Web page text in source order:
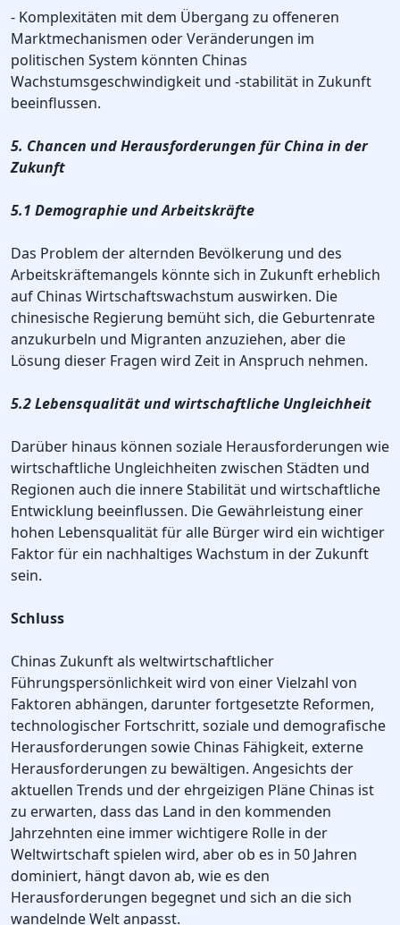
- Komplexitäten mit dem Übergang zu offeneren
Marktmechanismen oder Veränderungen im
politischen System könnten Chinas
Wachstumsgeschwindigkeit und -stabilität in Zukunft
beeinflussen.
5. Chancen und Herausforderungen für China in der
Zukunft
5.1 Demographie und Arbeitskräfte
Das Problem der alternden Bevölkerung und des
Arbeitskräftemangels könnte sich in Zukunft erheblich
auf Chinas Wirtschaftswachstum auswirken. Die
chinesische Regierung bemüht sich, die Geburtenrate
anzukurbeln und Migranten anzuziehen, aber die
Lösung dieser Fragen wird Zeit in Anspruch nehmen.
5.2 Lebensqualität und wirtschaftliche Ungleichheit
Darüber hinaus können soziale Herausforderungen wie
wirtschaftliche Ungleichheiten zwischen Städten und
Regionen auch die innere Stabilität und wirtschaftliche
Entwicklung beeinflussen. Die Gewährleistung einer
hohen Lebensqualität für alle Bürger wird ein wichtiger
Faktor für ein nachhaltiges Wachstum in der Zukunft
sein.
Schluss
Chinas Zukunft als weltwirtschaftlicher
Führungspersönlichkeit wird von einer Vielzahl von
Faktoren abhängen, darunter fortgesetzte Reformen,
technologischer Fortschritt, soziale und demografische
Herausforderungen sowie Chinas Fähigkeit, externe
Herausforderungen zu bewältigen. Angesichts der
aktuellen Trends und der ehrgeizigen Pläne Chinas ist
zu erwarten, dass das Land in den kommenden
Jahrzehnten eine immer wichtigere Rolle in der
Weltwirtschaft spielen wird, aber ob es in 50 Jahren
dominiert, hängt davon ab, wie es den
Herausforderungen begegnet und sich an die sich
wandelnde Welt anpasst.